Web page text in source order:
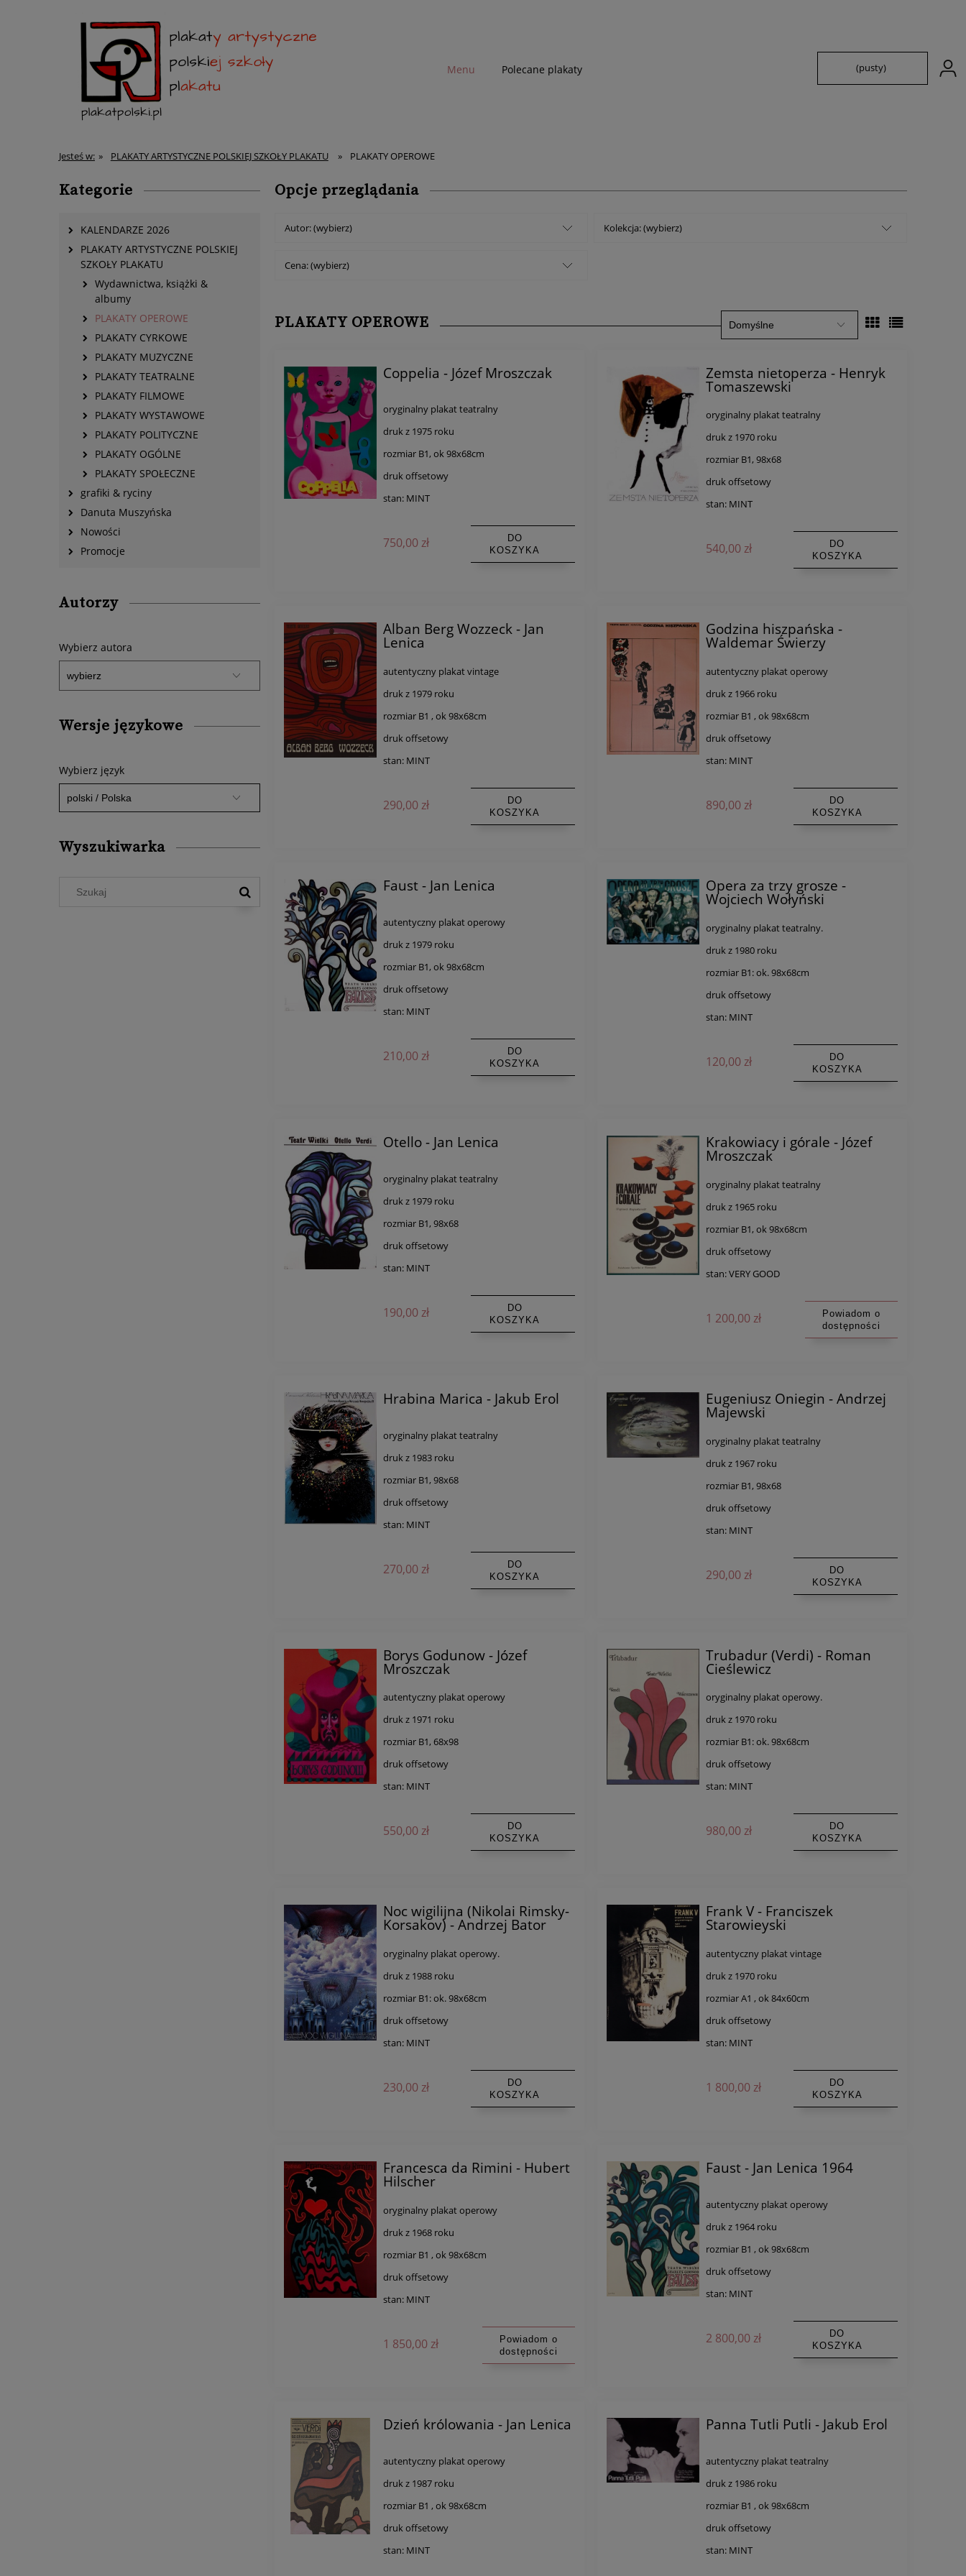
Menu Polecane plakaty (pusty)
Jesteś w: » PLAKATY ARTYSTYCZNE POLSKIEJ SZKOŁY PLAKATU » PLAKATY OPEROWE
Kategorie
KALENDARZE 2026
PLAKATY ARTYSTYCZNE POLSKIEJ
SZKOŁY PLAKATU
Wydawnictwa, książki &
albumy
PLAKATY OPEROWE
PLAKATY CYRKOWE
PLAKATY MUZYCZNE
PLAKATY TEATRALNE
PLAKATY FILMOWE
PLAKATY WYSTAWOWE
PLAKATY POLITYCZNE
PLAKATY OGÓLNE
PLAKATY SPOŁECZNE
grafiki & ryciny
Danuta Muszyńska
Nowości
Promocje
Autorzy
Wybierz autora
Wersje językowe
Wybierz język
Wyszukiwarka
Opcje przeglądania
Autor: (wybierz) Kolekcja: (wybierz)
Cena: (wybierz)
PLAKATY OPEROWE
Coppelia - Józef Mroszczak
oryginalny plakat teatralny
druk z 1975 roku
rozmiar B1, ok 98x68cm
druk offsetowy
stan: MINT
750,00 zł
DO
KOSZYKA
Zemsta nietoperza - Henryk
Tomaszewski
oryginalny plakat teatralny
druk z 1970 roku
rozmiar B1, 98x68
druk offsetowy
stan: MINT
540,00 zł
DO
KOSZYKA
Alban Berg Wozzeck - Jan
Lenica
autentyczny plakat vintage
druk z 1979 roku
rozmiar B1 , ok 98x68cm
druk offsetowy
stan: MINT
290,00 zł
DO
KOSZYKA
Godzina hiszpańska -
Waldemar Świerzy
autentyczny plakat operowy
druk z 1966 roku
rozmiar B1 , ok 98x68cm
druk offsetowy
stan: MINT
890,00 zł
DO
KOSZYKA
Faust - Jan Lenica
autentyczny plakat operowy
druk z 1979 roku
rozmiar B1, ok 98x68cm
druk offsetowy
stan: MINT
210,00 zł
DO
KOSZYKA
Opera za trzy grosze -
Wojciech Wołyński
oryginalny plakat teatralny.
druk z 1980 roku
rozmiar B1: ok. 98x68cm
druk offsetowy
stan: MINT
120,00 zł
DO
KOSZYKA
Otello - Jan Lenica
oryginalny plakat teatralny
druk z 1979 roku
rozmiar B1, 98x68
druk offsetowy
stan: MINT
190,00 zł
DO
KOSZYKA
Krakowiacy i górale - Józef
Mroszczak
oryginalny plakat teatralny
druk z 1965 roku
rozmiar B1, ok 98x68cm
druk offsetowy
stan: VERY GOOD
1 200,00 zł
Powiadom o
dostępności
Hrabina Marica - Jakub Erol
oryginalny plakat teatralny
druk z 1983 roku
rozmiar B1, 98x68
druk offsetowy
stan: MINT
270,00 zł
DO
KOSZYKA
Eugeniusz Oniegin - Andrzej
Majewski
oryginalny plakat teatralny
druk z 1967 roku
rozmiar B1, 98x68
druk offsetowy
stan: MINT
290,00 zł
DO
KOSZYKA
Borys Godunow - Józef
Mroszczak
autentyczny plakat operowy
druk z 1971 roku
rozmiar B1, 68x98
druk offsetowy
stan: MINT
550,00 zł
DO
KOSZYKA
Trubadur (Verdi) - Roman
Cieślewicz
oryginalny plakat operowy.
druk z 1970 roku
rozmiar B1: ok. 98x68cm
druk offsetowy
stan: MINT
980,00 zł
DO
KOSZYKA
Noc wigilijna (Nikolai Rimsky-
Korsakov) - Andrzej Bator
oryginalny plakat operowy.
druk z 1988 roku
rozmiar B1: ok. 98x68cm
druk offsetowy
stan: MINT
230,00 zł
DO
KOSZYKA
Frank V - Franciszek
Starowieyski
autentyczny plakat vintage
druk z 1970 roku
rozmiar A1 , ok 84x60cm
druk offsetowy
stan: MINT
1 800,00 zł
DO
KOSZYKA
Francesca da Rimini - Hubert
Hilscher
oryginalny plakat operowy
druk z 1968 roku
rozmiar B1 , ok 98x68cm
druk offsetowy
stan: MINT
1 850,00 zł
Powiadom o
dostępności
Faust - Jan Lenica 1964
autentyczny plakat operowy
druk z 1964 roku
rozmiar B1 , ok 98x68cm
druk offsetowy
stan: MINT
2 800,00 zł
DO
KOSZYKA
Dzień królowania - Jan Lenica
autentyczny plakat operowy
druk z 1987 roku
rozmiar B1 , ok 98x68cm
druk offsetowy
stan: MINT
Panna Tutli Putli - Jakub Erol
autentyczny plakat teatralny
druk z 1986 roku
rozmiar B1 , ok 98x68cm
druk offsetowy
stan: MINT